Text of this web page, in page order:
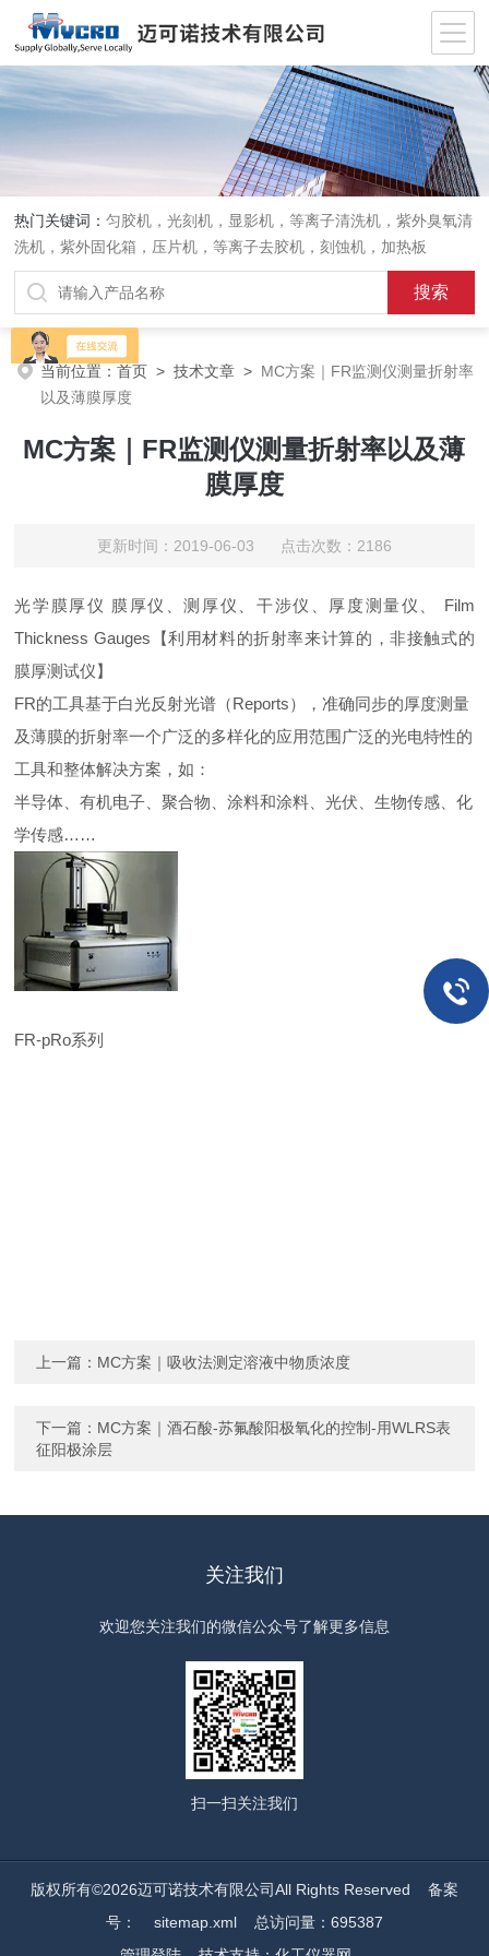
热门关键词：匀胶机，光刻机，显影机，等离子清洗机，紫外臭氧清
洗机，紫外固化箱，压片机，等离子去胶机，刻蚀机，加热板
当前位置：首页 >技术文章 > MC方案｜FR监测仪测量折射率
以及薄膜厚度
MC方案｜FR监测仪测量折射率以及薄
膜厚度
更新时间：2019-06-03 点击次数：2186
光学膜厚仪 膜厚仪、测厚仪、干涉仪、厚度测量仪、
Film
Thickness Gauges 【利用材料的折射率来计算的，非接触式的
膜厚测试仪】
FR的工具基于白光反射光谱（Reports），准确同步的厚度测量
及薄膜的折射率一个广泛的多样化的应用范围广泛的光电特性的
工具和整体解决方案，如：
半导体、有机电子、聚合物、涂料和涂料、光伏、生物传感、化
学传感……
FR-pRo系列
上一篇： MC方案｜吸收法测定溶液中物质浓度
下一篇： MC方案｜酒石酸-苏氟酸阳极氧化的控制-用WLRS表
征阳极涂层
关注我们
欢迎您关注我们的微信公众号了解更多信息
扫一扫关注我们
版权所有©2026迈可诺技术有限公司All Rights Reserved 备案
号：
sitemap.xml总访问量：695387